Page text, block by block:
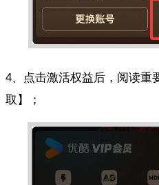
4、点击激活权益后，阅读重
取】；